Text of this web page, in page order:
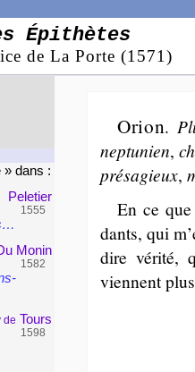
Épithètes
de La Porte (1571)
» dans :
Pele­tier
1555
Monin
1582
de Tours
1598
Orion.
nep­tu­nien,
pré­sa­gieux,
En ce
dants, qui
dire véri­té,
viennent